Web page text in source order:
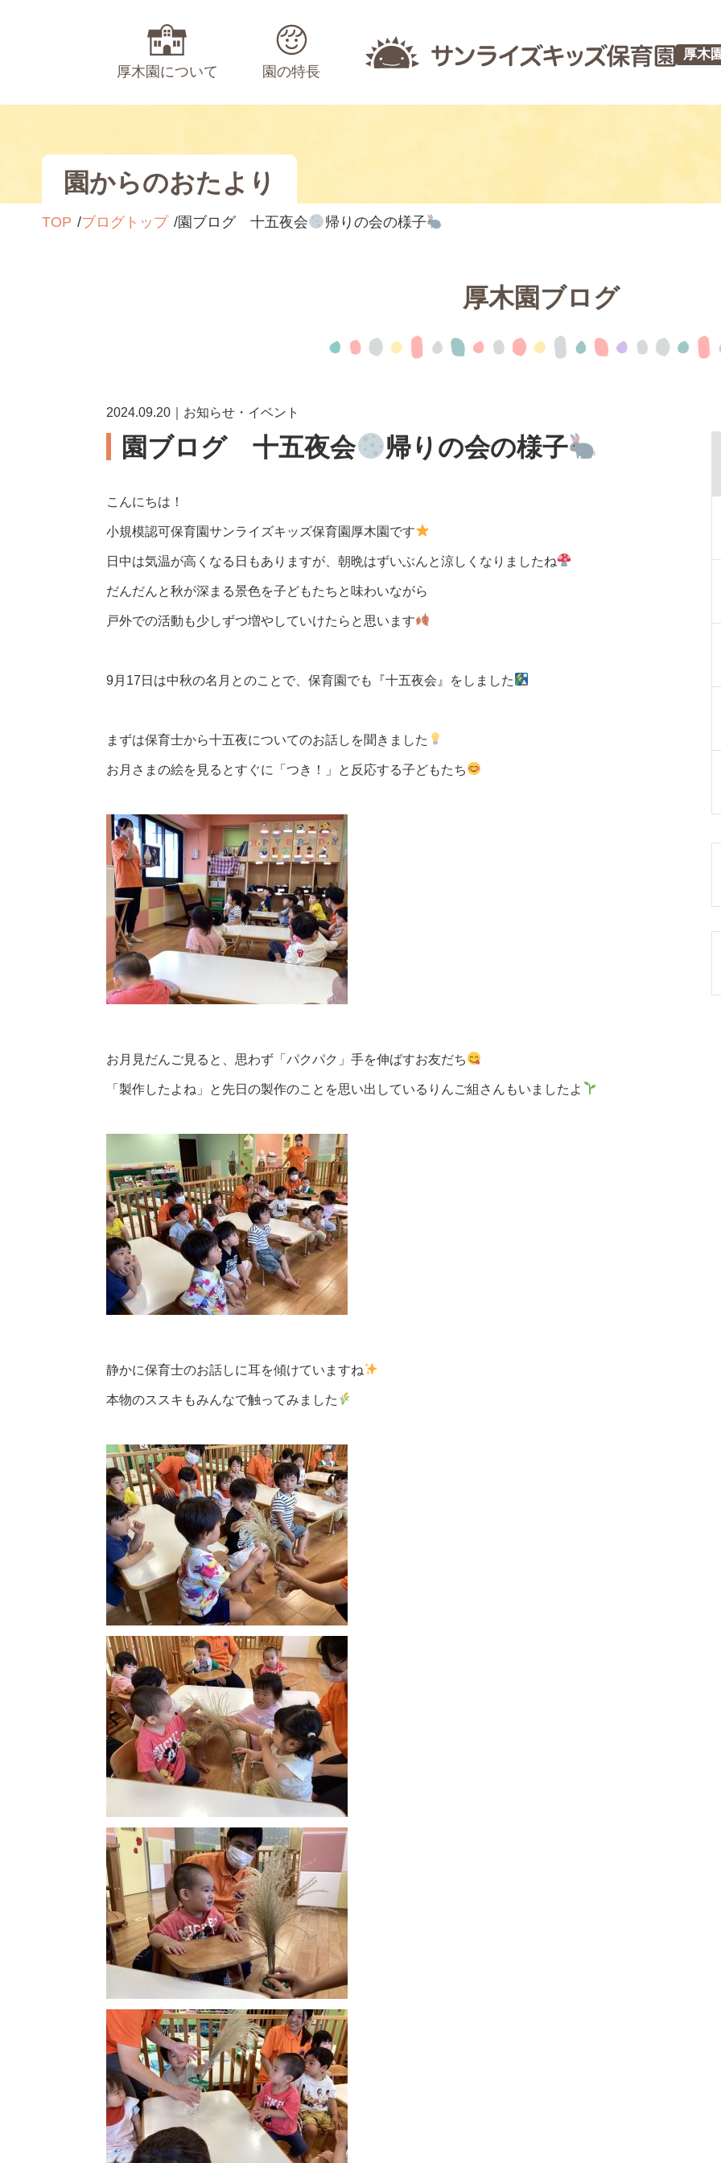
厚木園について 園の特長
厚木
園からのおたより
TOP ブログトップ 園ブログ 十五夜会 帰りの会の様子
厚木園ブログ
2024.09.20｜お知らせ・イベント
園ブログ 十五夜会 帰りの会の様子
こんにちは！
小規模認可保育園サンライズキッズ保育園厚木園です
日中は気温が高くなる日もありますが、朝晩はずいぶんと涼しくなりましたね
だんだんと秋が深まる景色を子どもたちと味わいながら
戸外での活動も少しずつ増やしていけたらと思います
9月17日は中秋の名月とのことで、保育園でも『十五夜会』をしました
まずは保育士から十五夜についてのお話しを聞きました
お月さまの絵を見るとすぐに「つき！」と反応する子どもたち
お月見だんご見ると、思わず「パクパク」手を伸ばすお友だち
「製作したよね」と先日の製作のことを思い出しているりんご組さんもいましたよ
静かに保育士のお話しに耳を傾けていますね
本物のススキもみんなで触ってみました